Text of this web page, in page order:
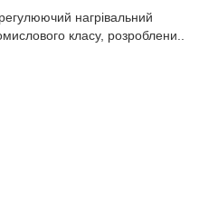
нагрівальний
класу, розроблени..